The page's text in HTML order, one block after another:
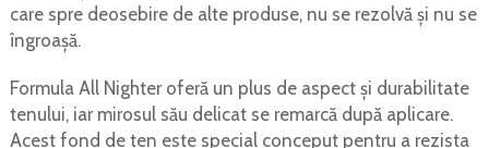
care spre deosebire de alte produse, nu se rezolvă și nu se
îngroașă.
Formula All Nighter oferă un plus de aspect și durabilitate
tenului, iar mirosul său delicat se remarcă după aplicare.
Acest fond de ten este special conceput pentru a rezista